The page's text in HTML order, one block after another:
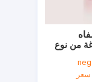
من نوع
بقطر
دائري